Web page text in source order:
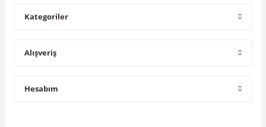
Kategoriler
Alışveriş
Hesabım